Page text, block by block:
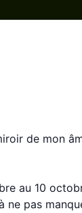
de mon
au 10
ne pas